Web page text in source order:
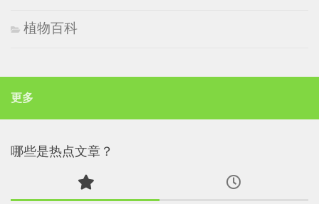
植物百科
更多
哪些是热点文章？